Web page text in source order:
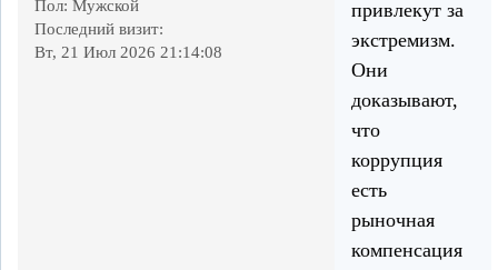
Пол: Мужской
Последний визит:
Вт, 21 Июл 2026 21:14:08
привлекут за
экстремизм.
Они
доказывают,
что
коррупция
есть
рыночная
компенсация